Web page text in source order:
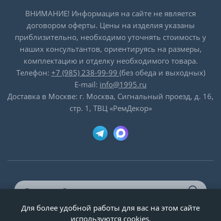
ВНИМАНИЕ! Информация на сайте не является
договором оферты. Цены на изделия указаны
приблизительно, необходимо уточнять стоимость у
наших консультантов, ориентируясь на размеры,
комплектацию и отделку необходимого товара.
Телефон: +7 (985) 238-99-99 (без обеда и выходных)
E-mail: info@1995.ru
Доставка в Москве: г. Москва, Сигнальный проезд, д. 16,
стр. 1, ТВЦ «РемДекор»
© ООО «Двери-и-точка», ИНН 5020092947, 1995-2026 г.
Для более удобной работы для вас на этом сайте
используются cookies.